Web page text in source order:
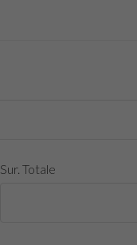
Sur. Totale